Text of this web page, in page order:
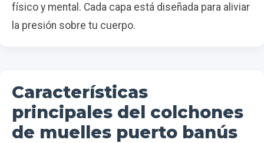
físico y mental. Cada capa está diseñada para aliviar
la presión sobre tu cuerpo.
Características
principales del colchones
de muelles puerto banús